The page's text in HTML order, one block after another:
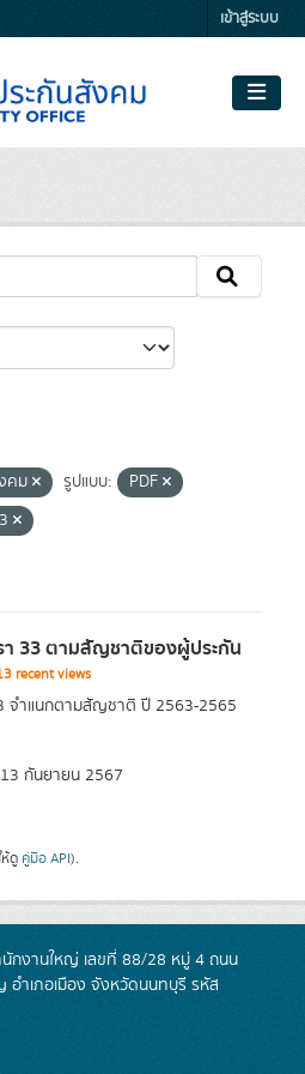
เข้าสู่ระบบ
คม รูปแบบ:
PDF
33 ตามสัญชาติของผู้ประกัน
recent views
จำแนกตามสัญชาติ ปี 2563-2565
กันยายน 2567
ห้ดู คู่มือ API).
กงานใหญ่ เลขที่ 88/28 หมู่ 4 ถนน
ำเภอเมือง จังหวัดนนทบุรี รหัส